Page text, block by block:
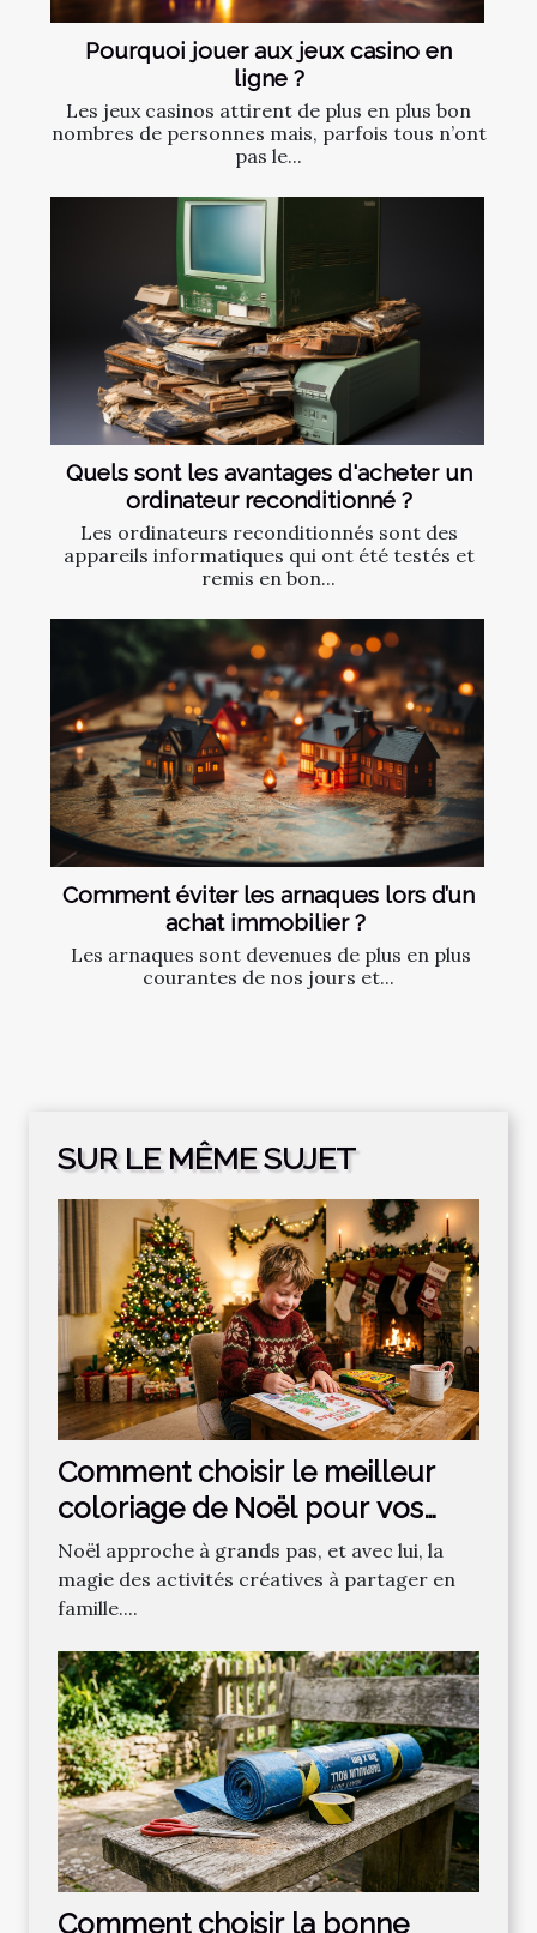
Pourquoi jouer aux jeux casino en
ligne ?
Les jeux casinos attirent de plus en plus bon
nombres de personnes mais, parfois tous n’ont
pas le...
Quels sont les avantages d'acheter un
ordinateur reconditionné ?
Les ordinateurs reconditionnés sont des
appareils informatiques qui ont été testés et
remis en bon...
Comment‌ ‌éviter‌ ‌les‌ ‌arnaques‌ ‌lors‌ ‌d’un‌
‌achat‌ ‌immobilier ?‌ ‌
‌ Les‌ ‌arnaques‌ ‌sont‌ ‌devenues‌ ‌de‌ ‌plus‌ ‌en‌ ‌plus‌
‌courantes‌ ‌de‌ ‌nos‌ ‌jours‌ ‌et‌...
SUR LE MÊME SUJET
Comment choisir le meilleur
coloriage de Noël pour vos
enfants ?
Noël approche à grands pas, et avec lui, la
magie des activités créatives à partager en
famille....
Comment choisir la bonne